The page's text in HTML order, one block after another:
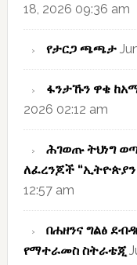
18, 2026 09:36 am
የታርጋ ጫጫታ
ፋንታኹን ዋቄ
2026 02:12 am
ሕገወጡ ትህነግ
ለፈረንጆች
12:57 am
በሐዘንና ግልፅ
የማተራመስ ስትራቴጂ